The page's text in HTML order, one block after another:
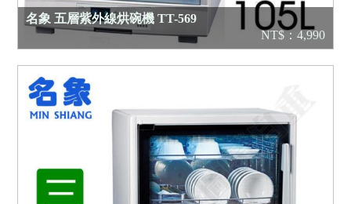
名象 五層紫外線烘碗機 TT-569
NT$：4,990